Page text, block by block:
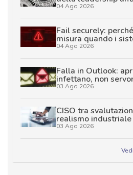
04 Ago 2026
Fail securely:
misura quando i
04 Ago 2026
Falla in Outlook:
infettano, non
03 Ago 2026
CISO tra
realismo industriale
03 Ago 2026